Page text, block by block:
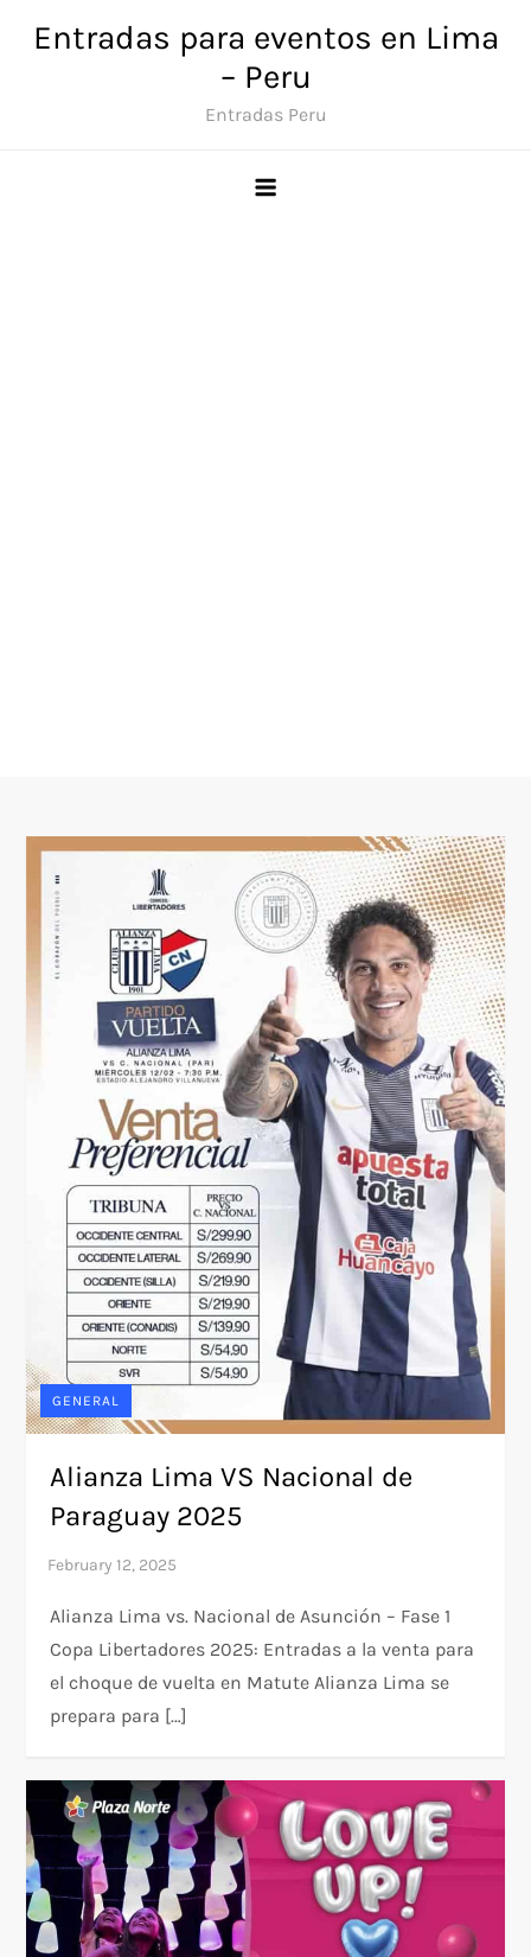
Entradas para eventos en Lima
– Peru
Entradas Peru
GENERAL
Alianza Lima VS Nacional de
Paraguay 2025
Alianza Lima vs. Nacional de Asunción – Fase 1
Copa Libertadores 2025: Entradas a la venta para
el choque de vuelta en Matute Alianza Lima se
prepara para […]